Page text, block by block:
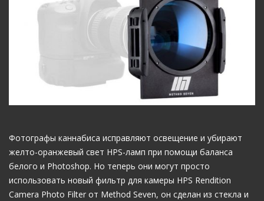
Фотографы каннабиса исправляют освещение и убирают
желто-оранжевый свет HPS-ламп при помощи баланса
белого и Photoshop. Но теперь они могут просто
использовать новый фильтр для камеры HPS Rendition
Camera Photo Filter от Method Seven, он сделан из стекла и